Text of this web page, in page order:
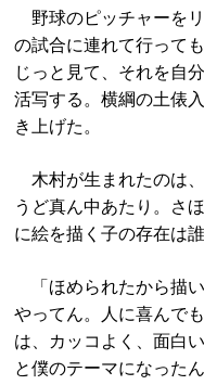
野球のピッチャーを
の試合に連れて行って
じっと見て、それを自
活写する。横綱の土俵
き上げた。
木村が生まれたのは
うど真ん中あたり。さ
に絵を描く子の存在は
「ほめられたから描
やってん。人に喜んで
は、カッコよく、面白
と僕のテーマになった